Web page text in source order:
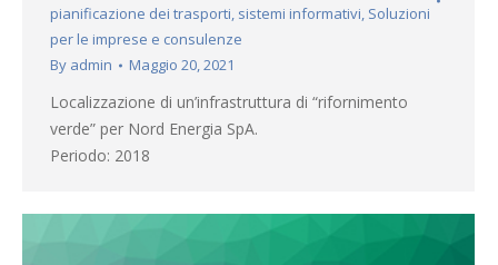
pianificazione dei trasporti, sistemi informativi, Soluzioni
per le imprese e consulenze
By admin Maggio 20, 2021
Localizzazione di un’infrastruttura di “rifornimento
verde” per Nord Energia SpA.
Periodo: 2018